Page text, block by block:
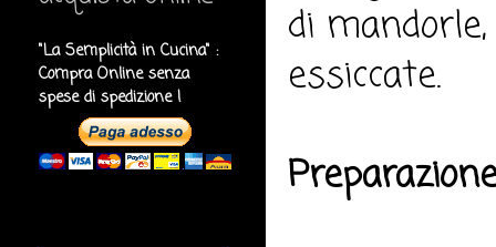
di
essiccate.
"La Semplicità in Cucina" :
Compra Online senza
spese di spedizione !